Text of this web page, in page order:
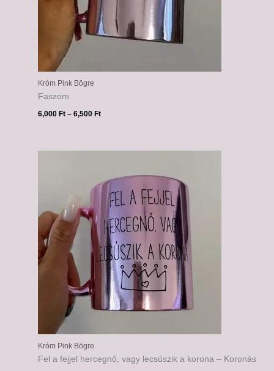
Króm Pink Bögre
Faszom
6,000Ft – 6,500Ft
Króm Pink Bögre
Fel a fejjel hercegnő, vagy lecsúszik a korona – Koronás
6,500 Ft